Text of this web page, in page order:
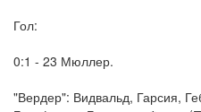
Гол:
0:1 - 23 Мюллер.
"Вердер": Видвальд, Гарсия,